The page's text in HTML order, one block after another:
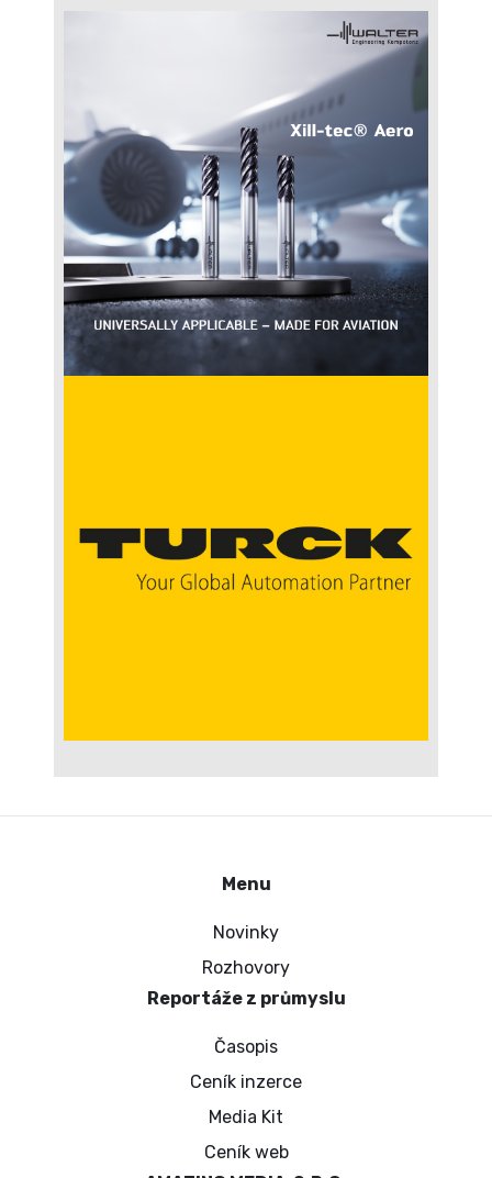
Menu
Novinky
Rozhovory
Reportáže z průmyslu
Časopis
Ceník inzerce
Media Kit
Ceník web